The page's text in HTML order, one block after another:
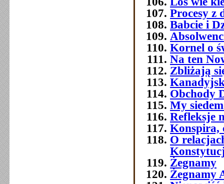
Procesy z
Babcie i
Kornel o
Na ten
Zbliżają
Obchody
My
Refleksje
Konspira,
O
Żegnamy
Żegnamy